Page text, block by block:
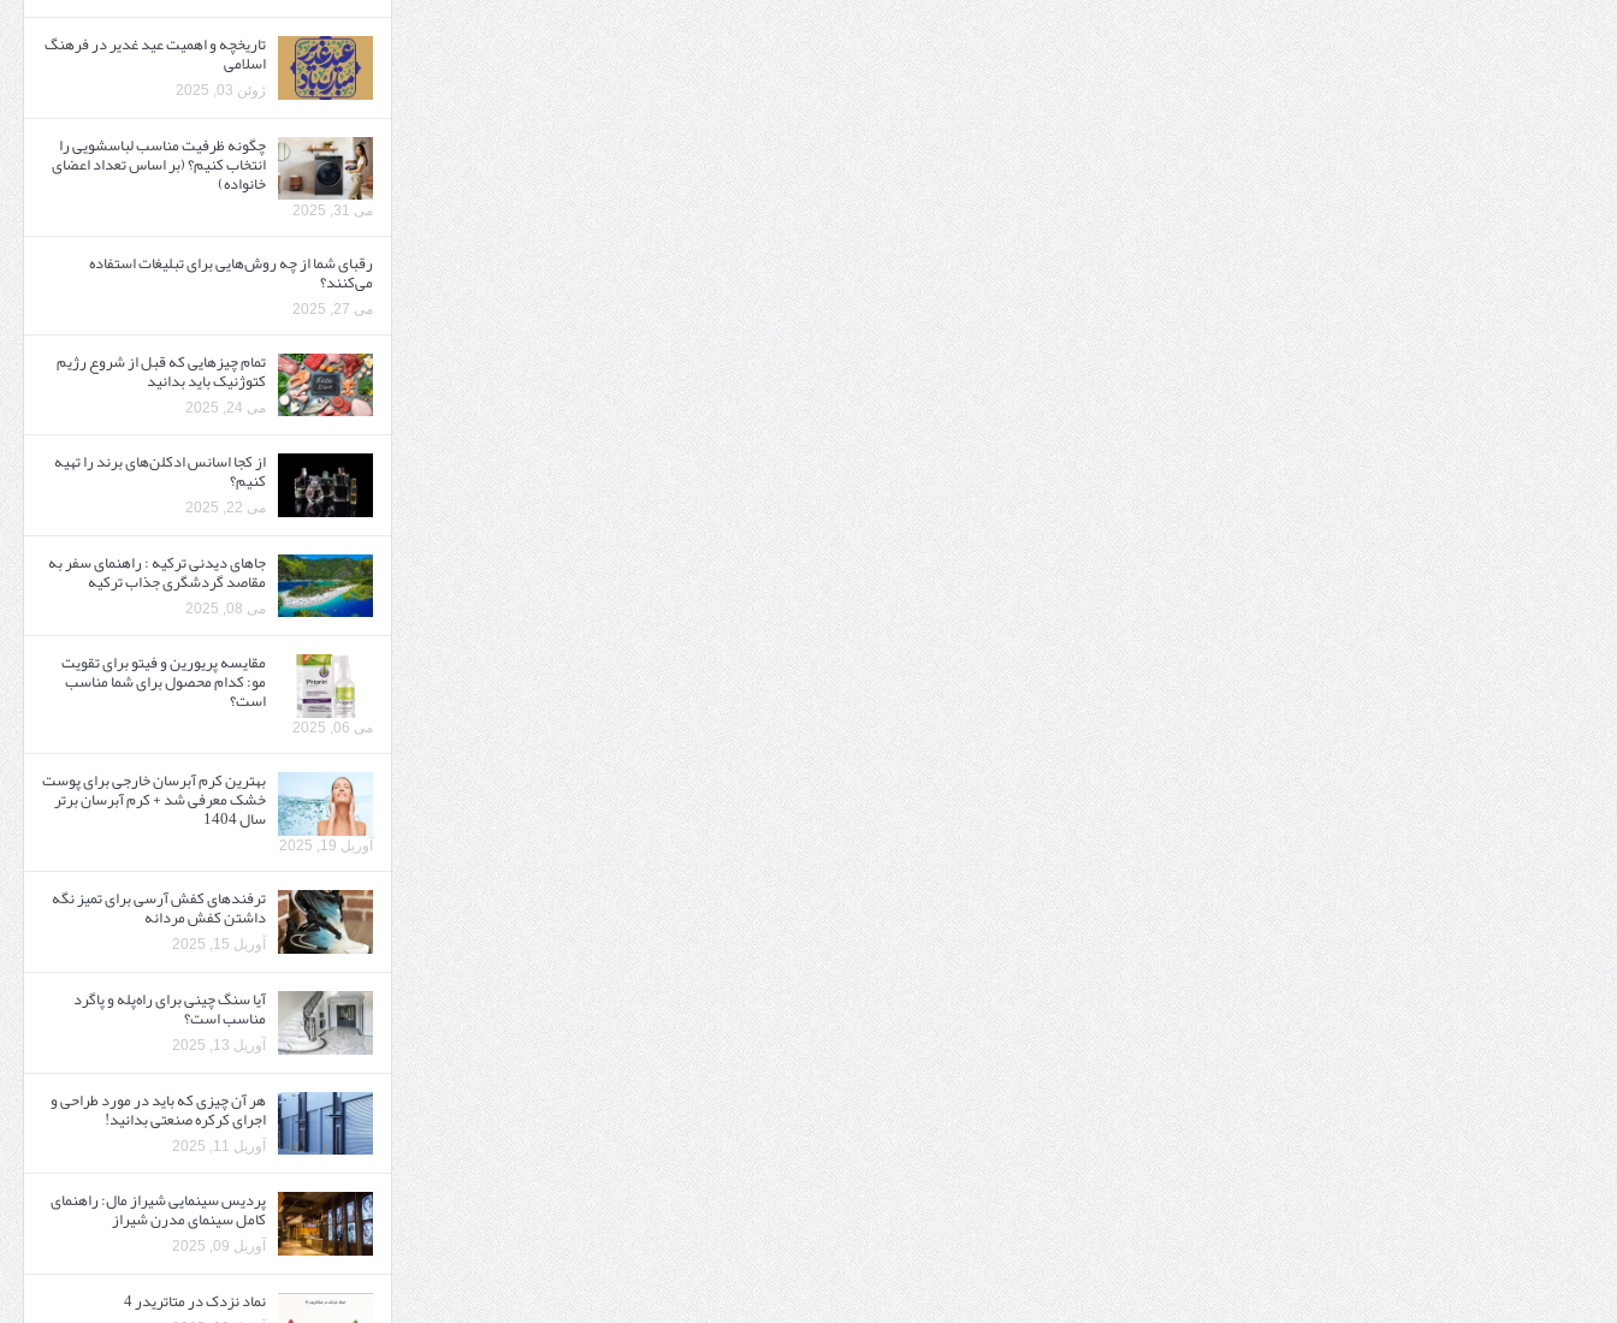
تاریخچه و اهمیت عید غدیر در فرهنگ
اسلامی
ژوئن 03, 2025
چگونه ظرفیت مناسب لباسشویی را
انتخاب کنیم؟ (بر اساس تعداد اعضای
خانواده)
می 31, 2025
رقبای شما از چه روش‌هایی برای تبلیغات استفاده
می‌کنند؟
می 27, 2025
تمام چیزهایی که قبل از شروع رژیم
کتوژنیک باید بدانید‎
می 24, 2025
از کجا اسانس ادکلن‌های برند را تهیه
کنیم؟
می 22, 2025
جاهای دیدنی ترکیه : راهنمای سفر به
مقاصد گردشگری جذاب ترکیه
می 08, 2025
مقایسه پریورین و فیتو برای تقویت
مو: کدام محصول برای شما مناسب
است؟
می 06, 2025
بهترین کرم آبرسان خارجی برای پوست
خشک معرفی شد + کرم آبرسان برتر
سال 1404
آوریل 19, 2025
ترفندهای کفش آرسی برای تمیز نگه
داشتن کفش مردانه
آوریل 15, 2025
آیا سنگ چینی برای راه‌پله و پاگرد
مناسب است؟
آوریل 13, 2025
هر آن چیزی که باید در مورد طراحی و
اجرای کرکره صنعتی بدانید!
آوریل 11, 2025
پردیس سینمایی شیراز مال: راهنمای
کامل سینمای مدرن شیراز
آوریل 09, 2025
نماد نزدک در متاتریدر 4